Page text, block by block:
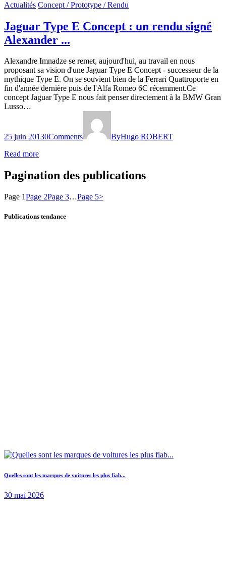
Actualités Concept / Prototype / Rendu
Jaguar Type E Concept : un rendu signé
Alexander ...
Alexandre Imnadze se remet, aujourd'hui, au travail en nous
proposant sa vision d'une Jaguar Type E Concept - successeur de la
mythique Type E. On se souvient bien de la Ferrari Quattroporte en
fin d'année dernière puis de l'Alfa Romeo 6C récemment.Ce
concept Jaguar Type E nous fait penser directement à la BMW Gran
Lusso…
25 juin 20130Comments ByHugo ROBERT
Read more
Pagination des publications
Page 1Page 2Page 3…Page 5>
Publications tendance
Quelles sont les marques de voitures les plus fiab...
30 mai 2026